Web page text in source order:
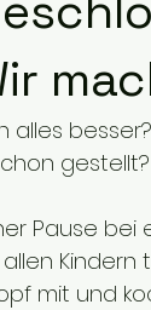
alles besser?
gestellt?
Pause bei
Kindern
mit und